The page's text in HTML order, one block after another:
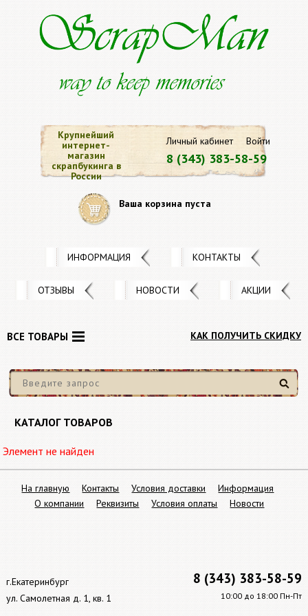
Личный кабинет Войти
8 (343) 383-58-59
Крупнейший
интернет-
магазин
скрапбукинга в
России
Ваша корзина пуста
ИНФОРМАЦИЯ КОНТАКТЫ
ОТЗЫВЫ НОВОСТИ АКЦИИ
КАК ПОЛУЧИТЬ СКИДКУ
Найти
ВСЕ ТОВАРЫ
КАТАЛОГ ТОВАРОВ
Элемент не найден
8 (343) 383-58-59
10:00 до 18:00 Пн-Пт
г.Екатеринбург
ул. Самолетная д. 1, кв. 1
На главную Контакты Условия доставки
Информация
О компании
Реквизиты Условия оплаты Новости